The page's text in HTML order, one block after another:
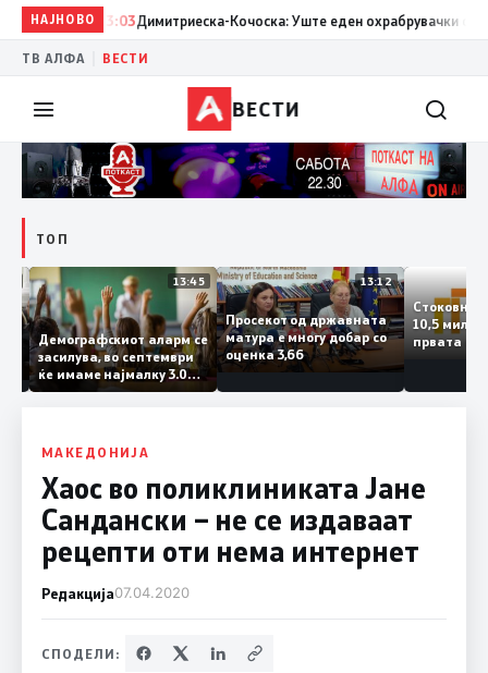
НАЈНОВО
13:03Димитриеска-Кочоска: Уште еден охрабрувачки
ТВ АЛФА ВЕСТИ
ВЕСТИ
ТОП
14:12 13:45
Демографскиот аларм се
засилува, во септември
ќе имаме најмалку 3.000
првачиња помалку
13:12
Просекот од државната
матура е многу добар со
оценка 3,66
10,5
првата
МАКЕДОНИЈА
Хаос во поликлиниката Јане
Сандански – не се издаваат
рецепти оти нема интернет
Редакција07.04.2020
СПОДЕЛИ: